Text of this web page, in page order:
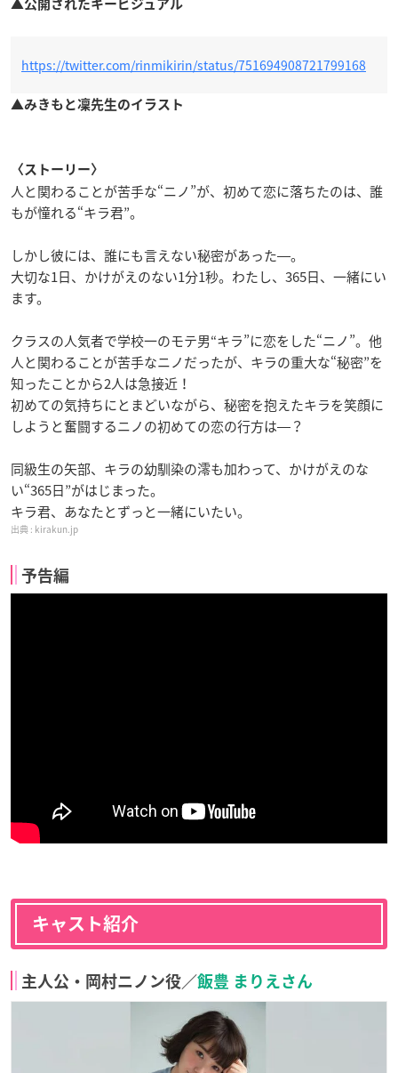
▲公開されたキービジュアル
https://twitter.com/rinmikirin/status/751694908721799168
▲みきもと凜先生のイラスト
〈ストーリー〉
人と関わることが苦手な“ニノ”が、初めて恋に落ちたのは、誰
もが憧れる“キラ君”。
しかし彼には、誰にも言えない秘密があった―。
大切な1日、かけがえのない1分1秒。わたし、365日、一緒にい
ます。
クラスの人気者で学校一のモテ男“キラ”に恋をした“ニノ”。他
人と関わることが苦手なニノだったが、キラの重大な“秘密”を
知ったことから2人は急接近！
初めての気持ちにとまどいながら、秘密を抱えたキラを笑顔に
しようと奮闘するニノの初めての恋の行方は―？
同級生の矢部、キラの幼馴染の澪も加わって、かけがえのな
い“365日”がはじまった。
キラ君、あなたとずっと一緒にいたい。
kirakun.jp
予告編
キャスト紹介
主人公・岡村ニノン役／飯豊 まりえさん